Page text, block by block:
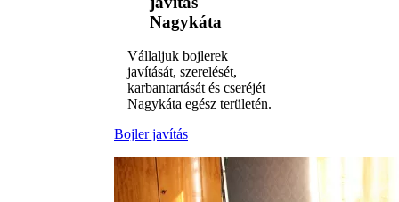
Nagykáta
Vállaljuk bojlerek
javítását, szerelését,
karbantartását és cseréjét
Nagykáta egész területén.
Bojler javítás